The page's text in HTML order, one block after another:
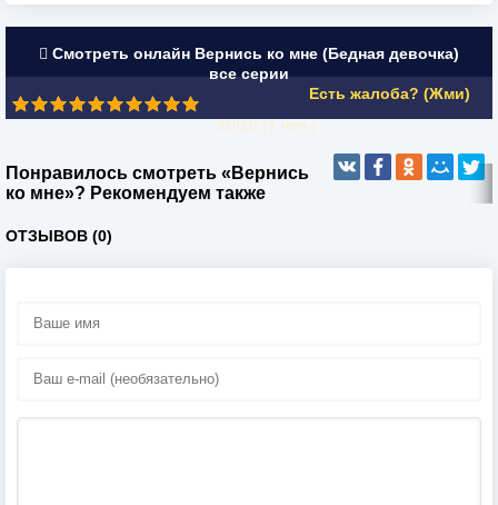
Смотреть онлайн Вернись ко мне (Бедная девочка)
все серии
Есть жалоба? (Жми)
10/10 (1чел.)
Понравилось смотреть «Вернись
ко мне»? Рекомендуем также
ОТЗЫВОВ (0)